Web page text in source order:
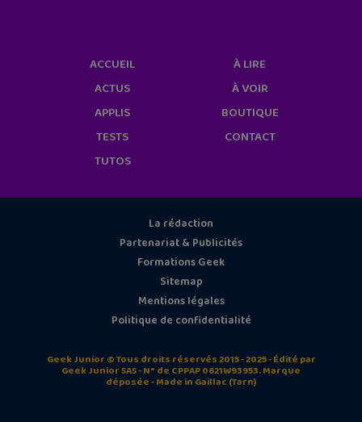
ACCUEIL
ACTUS
APPLIS
TESTS
TUTOS
À LIRE
À VOIR
BOUTIQUE
CONTACT
La rédaction
Partenariat & Publicités
Formations Geek
Sitemap
Mentions légales
Politique de confidentialité
Geek Junior © Tous droits réservés 2015 - 2025 - Édité par
Geek Junior SAS - N° de CPPAP 0621W93953. Marque
déposée - Made in Gaillac (Tarn)